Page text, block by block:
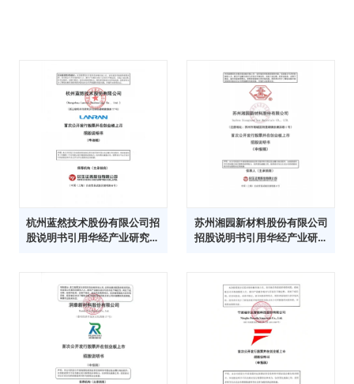
杭州蓝然技术股份有限公司招
股说明书引用华经产业研究院
苏州湘园新材料股份有限公司
招股说明书引用华经产业研究